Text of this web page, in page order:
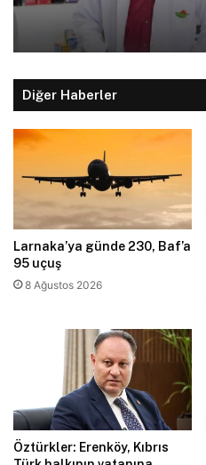
Diğer Haberler
Larnaka’ya günde 230, Baf’a
95 uçuş
8 Ağustos 2026
Öztürkler: Erenköy, Kıbrıs